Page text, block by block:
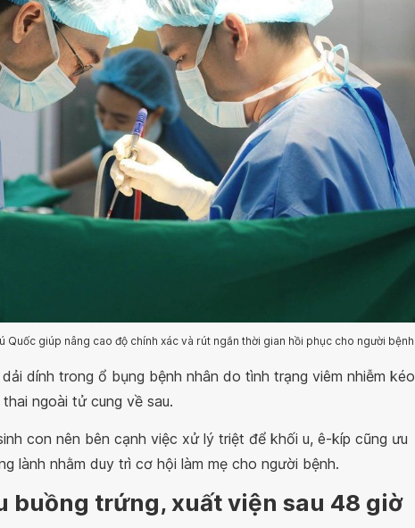
Quốc giúp nâng cao độ chính xác và rút ngắn thời gian hồi phục cho người bệnh
dính trong ổ bụng bệnh nhân do tình trạng viêm nhiễm kéo
ngoài tử cung về sau.
con nên bên cạnh việc xử lý triệt để khối u, ê-kíp cũng ưu
lành nhằm duy trì cơ hội làm mẹ cho người bệnh.
buồng trứng, xuất viện sau 48 giờ